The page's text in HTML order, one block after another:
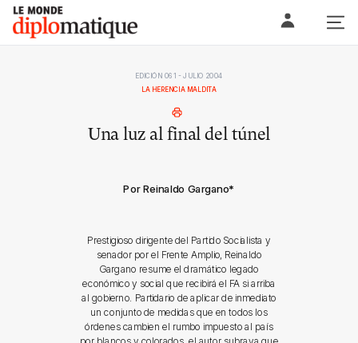
Skip
content
Le monde diplomatique
EDICIÓN 061 - JULIO 2004
LA HERENCIA MALDITA
Una luz al final del túnel
Por Reinaldo Gargano*
Prestigioso dirigente del Partido Socialista y
senador por el Frente Amplio, Reinaldo
Gargano resume el dramático legado
económico y social que recibirá el FA si arriba
al gobierno. Partidario de aplicar de inmediato
un conjunto de medidas que en todos los
órdenes cambien el rumbo impuesto al país